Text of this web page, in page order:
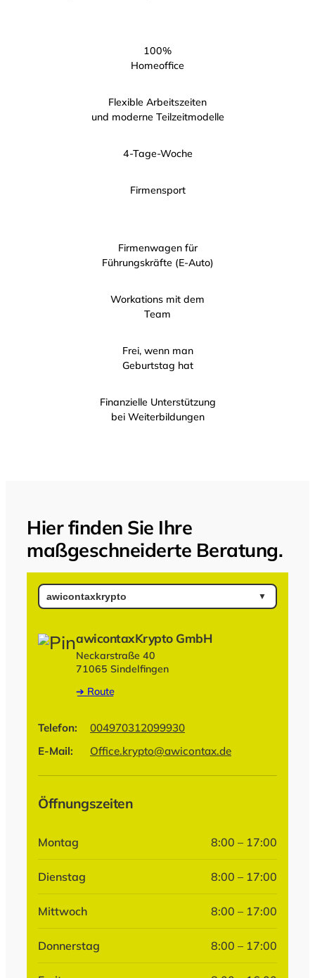
100%
Homeoffice
Flexible Arbeitszeiten
und moderne Teilzeitmodelle
4-Tage-Woche
Firmensport
Firmenwagen für
Führungskräfte (E-Auto)
Workations mit dem
Team
Frei, wenn man
Geburtstag hat
Finanzielle Unterstützung
bei Weiterbildungen
Hier finden Sie Ihre
maßgeschneiderte Beratung.
awicontaxKrypto GmbH
Neckarstraße 40
71065 Sindelfingen
➔ Route
Telefon:
004970312099930
E-Mail:
Office.krypto@awicontax.de
Öffnungszeiten
Montag 8:00 – 17:00
Dienstag 8:00 – 17:00
Mittwoch 8:00 – 17:00
Donnerstag 8:00 – 17:00